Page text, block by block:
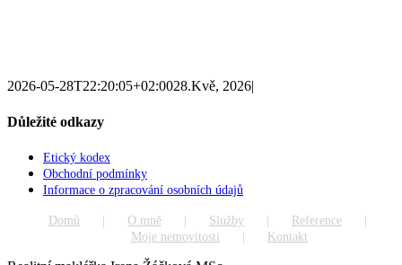
2026-05-28T22:20:05+02:0028.Kvě, 2026|
Důležité odkazy
Etický kodex
Obchodní podmínky
Informace o zpracování osobních údajů
Domů O mně Služby
Reference
Moje nemovitosti
Kontakt